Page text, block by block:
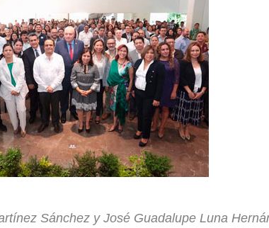
Sánchez y José Guadalupe Luna